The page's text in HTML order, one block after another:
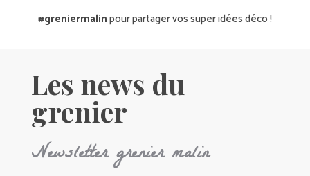
#greniermalinpour partager vos super idées déco !
Les news du
grenier
Newsletter grenier malin